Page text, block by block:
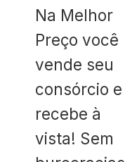
Na Melhor
Preço você
vende seu
consórcio e
recebe à
vista! Sem